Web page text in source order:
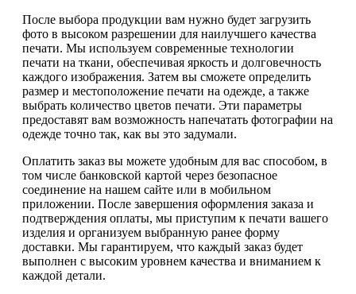
После выбора продукции вам нужно будет загрузить
фото в высоком разрешении для наилучшего качества
печати. Мы используем современные технологии
печати на ткани, обеспечивая яркость и долговечность
каждого изображения. Затем вы сможете определить
размер и местоположение печати на одежде, а также
выбрать количество цветов печати. Эти параметры
предоставят вам возможность напечатать фотографии на
одежде точно так, как вы это задумали.
Оплатить заказ вы можете удобным для вас способом, в
том числе банковской картой через безопасное
соединение на нашем сайте или в мобильном
приложении. После завершения оформления заказа и
подтверждения оплаты, мы приступим к печати вашего
изделия и организуем выбранную ранее форму
доставки. Мы гарантируем, что каждый заказ будет
выполнен с высоким уровнем качества и вниманием к
каждой детали.